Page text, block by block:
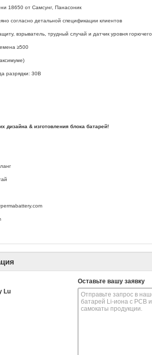
18650 от Самсунг, Панасоник
согласно детальной спецификации клиентов
взрыватель, трудный случай и датчик уровня
≥500
разрядки: 30В
дизайна & изготовления блока батарей!
Lu
Оставьте вашу заявку